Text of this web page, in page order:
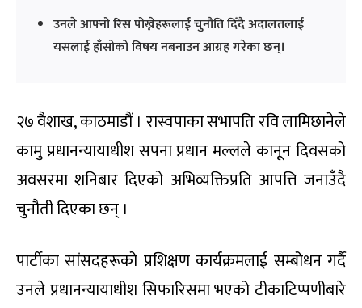
उनले आफ्नो रिस पोख्नेहरूलाई चुनौति दिँदै अदालतलाई
यसलाई हाँसोको विषय नबनाउन आग्रह गरेका छन्।
२७ वैशाख, काठमाडौं । रास्वपाका सभापति रवि लामिछानेले
कामु प्रधानन्यायाधीश सपना प्रधान मल्लले कानून दिवसको
अवसरमा शनिबार दिएको अभिव्यक्तिप्रति आपत्ति जनाउँदै
चुनौती दिएका छन् ।
पार्टीका सांसदहरूको प्रशिक्षण कार्यक्रमलाई सम्बोधन गर्दै
उनले प्रधानन्यायाधीश सिफारिसमा भएको टीकाटिप्पणीबारे